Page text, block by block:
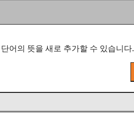
어의 뜻을 새로 추가할 수 있습니다.